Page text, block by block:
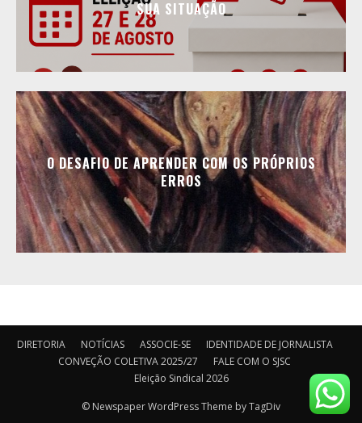
SUA SITUAÇÃO
O DESAFIO DE APRENDER COM OS PRÓPRIOS
ERROS
DIRETORIA NOTÍCIAS ASSOCIE-SE
IDENTIDADE DE JORNALISTA
CONVEÇÃO COLETIVA 2025/27
FALE COM O SJSC
Eleição Sindical 2026
© Newspaper WordPress Theme by TagDiv